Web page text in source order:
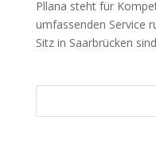
Pllana steht für
umfassenden Service
Sitz in Saarbrücken